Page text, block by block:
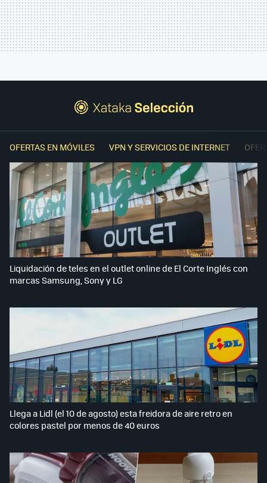
OFERTAS EN MÓVILES VPN Y SERVICIOS DE INTERNET
Liquidación de teles en el outlet online de El Corte Inglés con
marcas Samsung, Sony y LG
Llega a Lidl (el 10 de agosto) esta freidora de aire retro en
colores pastel por menos de 40 euros